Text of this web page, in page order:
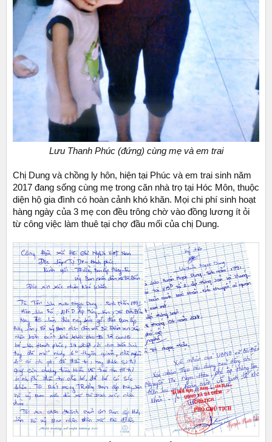
Lưu Thanh Phúc (đứng) cùng mẹ và em trai
Chị Dung và chồng ly hôn, hiện tại Phúc và em trai sinh năm
2017 đang sống cùng mẹ trong căn nhà trọ tại Hóc Môn, thuộc
diện hộ gia đình có hoàn cảnh khó khăn. Mọi chi phí sinh hoạt
hàng ngày của 3 mẹ con đều trông chờ vào đồng lương ít ỏi
từ công việc làm thuê tại chợ đầu mối của chị Dung.